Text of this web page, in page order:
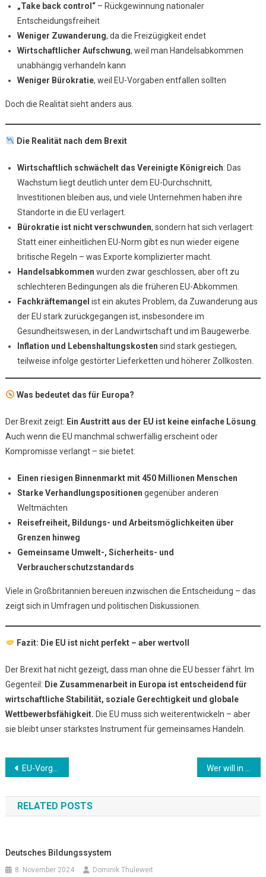
„Take back control“– Rückgewinnung nationaler
Entscheidungsfreiheit
Weniger Zuwanderung, da die Freizügigkeit endet
Wirtschaftlicher Aufschwung, weil man Handelsabkommen
unabhängig verhandeln kann
Weniger Bürokratie, weil EU-Vorgaben entfallen sollten
Doch die Realität sieht anders aus.
Die Realität nach dem Brexit
Wirtschaftlich schwächelt das Vereinigte Königreich: Das
Wachstum liegt deutlich unter dem EU-Durchschnitt,
Investitionen bleiben aus, und viele Unternehmen haben ihre
Standorte in die EU verlagert.
Bürokratie ist nicht verschwunden, sondern hat sich verlagert:
Statt einer einheitlichen EU-Norm gibt es nun wieder eigene
britische Regeln – was Exporte komplizierter macht.
Handelsabkommen wurden zwar geschlossen, aber oft zu
schlechteren Bedingungen als die früheren EU-Abkommen.
Fachkräftemangel ist ein akutes Problem, da Zuwanderung aus
der EU stark zurückgegangen ist, insbesondere im
Gesundheitswesen, in der Landwirtschaft und im Baugewerbe.
Inflation und Lebenshaltungskosten sind stark gestiegen,
teilweise infolge gestörter Lieferketten und höherer Zollkosten.
Was bedeutet das für Europa?
Der Brexit zeigt: Ein Austritt aus der EU ist keine einfache Lösung
Auch wenn die EU manchmal schwerfällig erscheint oder
Kompromisse verlangt – sie bietet:
Einen riesigen Binnenmarkt mit 450 Millionen Menschen
Starke Verhandlungspositionen gegenüber anderen
Weltmächten
Reisefreiheit, Bildungs- und Arbeitsmöglichkeiten über
Grenzen hinweg
Gemeinsame Umwelt-, Sicherheits- und
Verbraucherschutzstandards
Viele in Großbritannien bereuen inzwischen die Entscheidung – das
zeigt sich in Umfragen und politischen Diskussionen.
Fazit: Die EU ist nicht perfekt – aber wertvoll
Der Brexit hat nicht gezeigt, dass man ohne die EU besser fährt. Im
Gegenteil: Die Zusammenarbeit in Europa ist entscheidend für
wirtschaftliche Stabilität, soziale Gerechtigkeit und globale
Wettbewerbsfähigkeit. Die EU muss sich weiterentwickeln – aber
sie bleibt unser stärkstes Instrument für gemeinsames Handeln.
Beitrags-
Navigation
EU-Vorgaben: Warum „Brüssel ist schuld“ meistens nicht stimmt
RELATED POSTS
Deutsches Bildungssystem
8. November 2024 Dominik Thuleweit